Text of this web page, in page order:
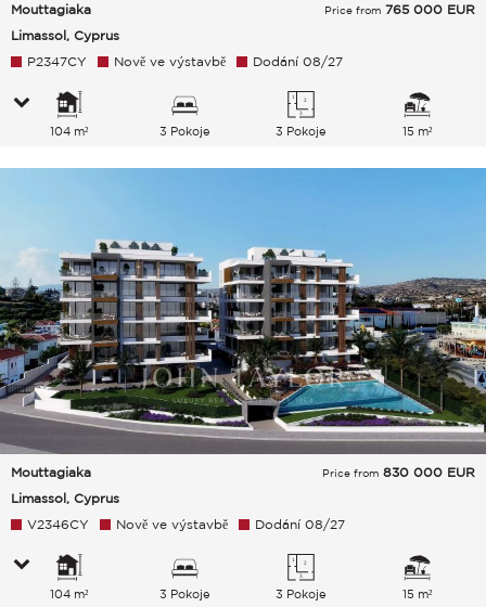
Mouttagiaka
Limassol, Cyprus
Price from 765 000 EUR
P2347CY Nově ve výstavbě Dodání 08/27
104 m² 3 Pokoje 3 Pokoje 15 m²
Mouttagiaka
Limassol, Cyprus
Price from 830 000 EUR
V2346CY Nově ve výstavbě Dodání 08/27
104 m² 3 Pokoje 3 Pokoje 15 m²